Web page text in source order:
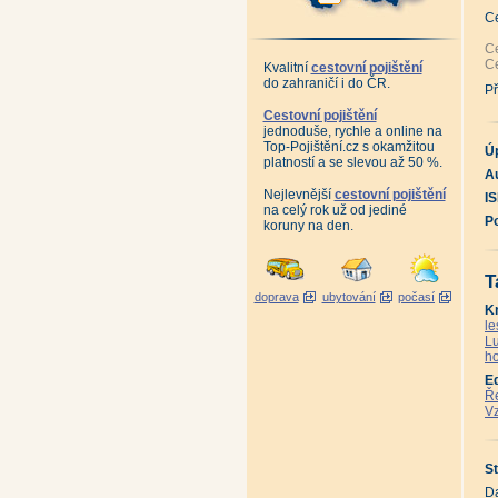
Kvalitní cestovní pojištění
do zahraničí i do ČR.
Cestovní pojištění
jednoduše, rychle a online na
Top-Pojištění.cz s okamžitou
platností a se slevou až 50 %.
Nejlevnější cestovní pojištění
na celý rok už od jediné
koruny na den.
doprava ubytování počasí